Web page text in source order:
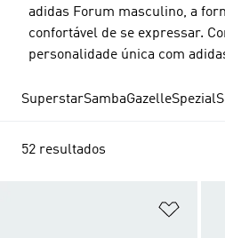
adidas Forum masculino, a
confortável de se expressar.
personalidade única com
SuperstarSambaGazelleSpezial
52 resultados